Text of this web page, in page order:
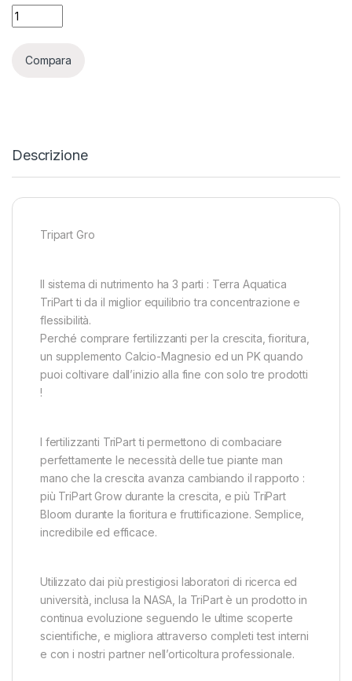
TERRA AQUATICA (GHE) - TRIPART GROW - FLORA GRO - 1L
Compara
Descrizione
Tripart Gro
Il sistema di nutrimento ha 3 parti : Terra Aquatica
TriPart ti da il miglior equilibrio tra concentrazione e
flessibilità.
Perché comprare fertilizzanti per la crescita, fioritura,
un supplemento Calcio-Magnesio ed un PK quando
puoi coltivare dall’inizio alla fine con solo tre prodotti
!
I fertilizzanti TriPart ti permettono di combaciare
perfettamente le necessità delle tue piante man
mano che la crescita avanza cambiando il rapporto :
più TriPart Grow durante la crescita, e più TriPart
Bloom durante la fioritura e fruttificazione. Semplice,
incredibile ed efficace.
Utilizzato dai più prestigiosi laboratori di ricerca ed
università, inclusa la NASA, la TriPart è un prodotto in
continua evoluzione seguendo le ultime scoperte
scientifiche, e migliora attraverso completi test interni
e con i nostri partner nell’orticoltura professionale.